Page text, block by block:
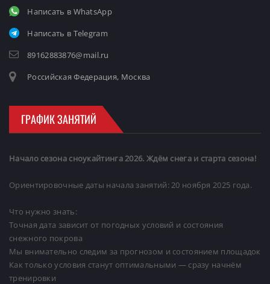
Написать в WhatsApp
Написать в Telegram
89162883876@mail.ru
Российская Федерация, Москва
ГРАФИК ЗАНЯТИЙ
Начало сезона сноукайтинга 2026. Ждём снега и старта сезона!
Ориентировочные даты начала занятий: 20 ноября 2025 года.
Что нужно знать:
Точная дата зависит от погодных условий и состояния
снежного покрова
Мы внимательно следим за прогнозом и состоянием площадок
Как только условия станут оптимальными — сразу начнём
тренировки